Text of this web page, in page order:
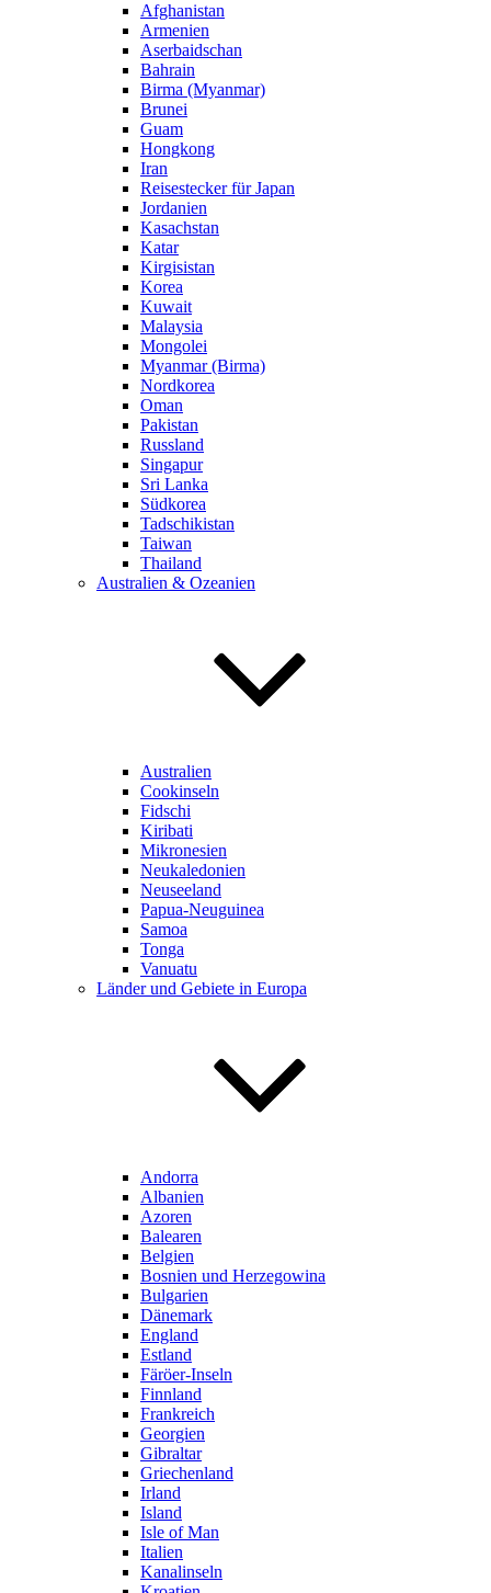
Afghanistan
Armenien
Aserbaidschan
Bahrain
Birma (Myanmar)
Brunei
Guam
Hongkong
Iran
Reisestecker für Japan
Jordanien
Kasachstan
Katar
Kirgisistan
Korea
Kuwait
Malaysia
Mongolei
Myanmar (Birma)
Nordkorea
Oman
Pakistan
Russland
Singapur
Sri Lanka
Südkorea
Tadschikistan
Taiwan
Thailand
Australien & Ozeanien
Australien
Cookinseln
Fidschi
Kiribati
Mikronesien
Neukaledonien
Neuseeland
Papua-Neuguinea
Samoa
Tonga
Vanuatu
Länder und Gebiete in Europa
Andorra
Albanien
Azoren
Balearen
Belgien
Bosnien und Herzegowina
Bulgarien
Dänemark
England
Estland
Färöer-Inseln
Finnland
Frankreich
Georgien
Gibraltar
Griechenland
Irland
Island
Isle of Man
Italien
Kanalinseln